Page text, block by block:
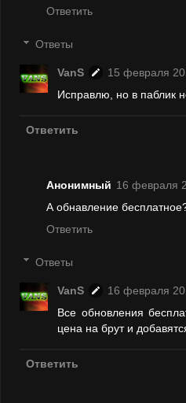
Ответить
Ответы
VanS
15 февраля
Исправлю, но в паблик
Ответить
Анонимный 16 февраля
А обнавление
Ответить
Ответы
VanS
16 февраля
Все обновления
цена на брут и
Ответить